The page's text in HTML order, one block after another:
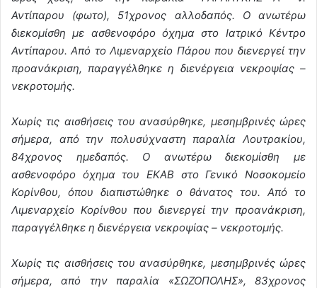
Αντίπαρου (φωτο), 51χρονος αλλοδαπός. Ο ανωτέρω
διεκομίσθη με ασθενοφόρο όχημα στο Ιατρικό Κέντρο
Αντίπαρου. Από το Λιμεναρχείο Πάρου που διενεργεί την
προανάκριση, παραγγέλθηκε η διενέργεια νεκροψίας –
νεκροτομής.
Χωρίς τις αισθήσεις του ανασύρθηκε, μεσημβρινές ὠρες
σήμερα, από την πολυσύχναστη παραλία Λουτρακίου,
84χρονος ημεδαπός. Ο ανωτέρω διεκομίσθη με
ασθενοφόρο όχημα του ΕΚΑΒ στο Γενικό Νοσοκομείο
Κορίνθου, όπου διαπιστώθηκε ο θάνατος του. Από το
Λιμεναρχείο Κορίνθου που διενεργεί την προανάκριση,
παραγγέλθηκε η διενέργεια νεκροψίας – νεκροτομής.
Χωρίς τις αισθήσεις του ανασύρθηκε, μεσημβρινές ὠρες
σήμερα, από την παραλία «ΣΩΖΟΠΟΛΗΣ», 83χρονος